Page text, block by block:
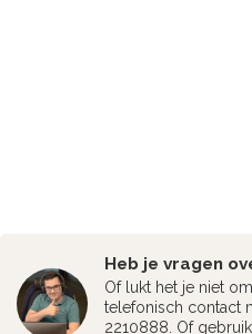
Heb je vragen
Of lukt het je niet
telefonisch contact
2210888. Of